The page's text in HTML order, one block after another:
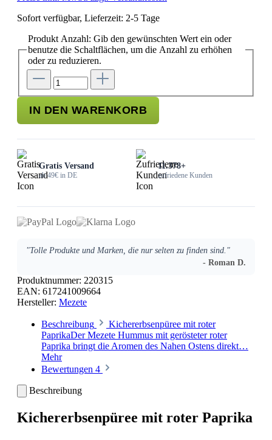
Sofort verfügbar, Lieferzeit: 2-5 Tage
Produkt Anzahl: Gib den gewünschten Wert ein oder
benutze die Schaltflächen, um die Anzahl zu erhöhen
oder zu reduzieren.
IN DEN WARENKORB
Gratis Versand
ab 49€ in DE
11.378+
zufriedene Kunden
"Tolle Produkte und Marken, die nur selten zu finden sind."
- Roman D.
Produktnummer: 220315
EAN: 617241009664
Hersteller: Mezete
Beschreibung
Kichererbsenpüree mit roter
PaprikaDer Mezete Hummus mit gerösteter roter
Paprika bringt die Aromen des Nahen Ostens direkt…
Mehr
Bewertungen 4
Beschreibung
Kichererbsenpüree mit roter Paprika